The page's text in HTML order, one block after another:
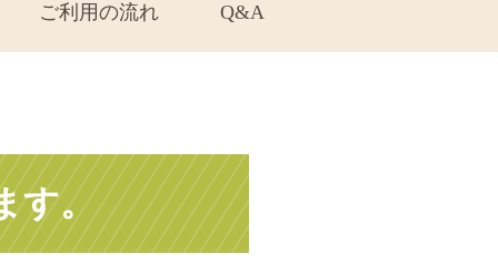
ご利用の流れ Q&A
す。